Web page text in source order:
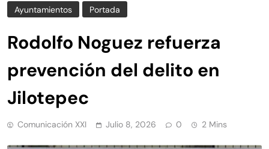
Ayuntamientos Portada
Rodolfo Noguez refuerza
prevención del delito en
Jilotepec
Comunicación XXI Julio 8, 2026 0 2 Mins